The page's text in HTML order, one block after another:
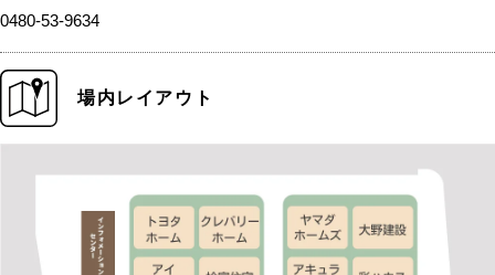
0480-53-9634
場内レイアウト